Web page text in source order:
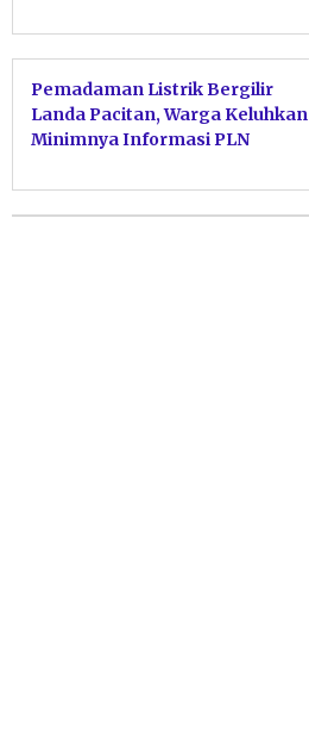
Pemadaman Listrik Bergilir
Landa Pacitan, Warga Keluhkan
Minimnya Informasi PLN